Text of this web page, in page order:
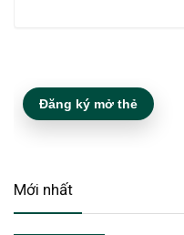
Đăng ký mở thẻ
Mới nhất